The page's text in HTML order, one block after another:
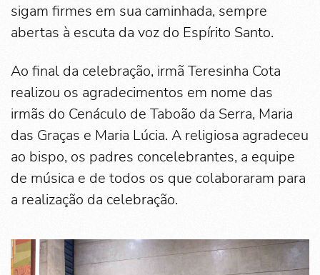
sigam firmes em sua caminhada, sempre
abertas à escuta da voz do Espírito Santo.
Ao final da celebração, irmã Teresinha Cota
realizou os agradecimentos em nome das
irmãs do Cenáculo de Taboão da Serra, Maria
das Graças e Maria Lúcia. A religiosa agradeceu
ao bispo, os padres concelebrantes, a equipe
de música e de todos os que colaboraram para
a realização da celebração.